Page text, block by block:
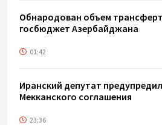
Обнародован объем
госбюджет Азербайджана
01:42
Иранский депутат
Мекканского соглашения
23:36